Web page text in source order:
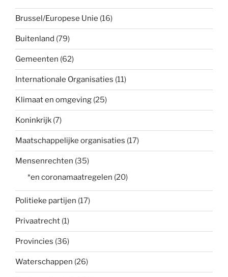
Brussel/Europese Unie (16)
Buitenland (79)
Gemeenten (62)
Internationale Organisaties (11)
Klimaat en omgeving (25)
Koninkrijk (7)
Maatschappelijke organisaties (17)
Mensenrechten (35)
*en coronamaatregelen (20)
Politieke partijen (17)
Privaatrecht (1)
Provincies (36)
Waterschappen (26)